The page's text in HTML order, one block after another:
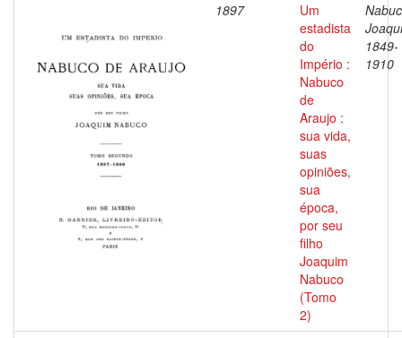
1897
Um
estadista
do
Império :
Nabuco
de
Araujo :
sua vida,
suas
opiniões,
sua
época,
por seu
filho
Joaquim
Nabuco
(Tomo
2)
1849-
1910